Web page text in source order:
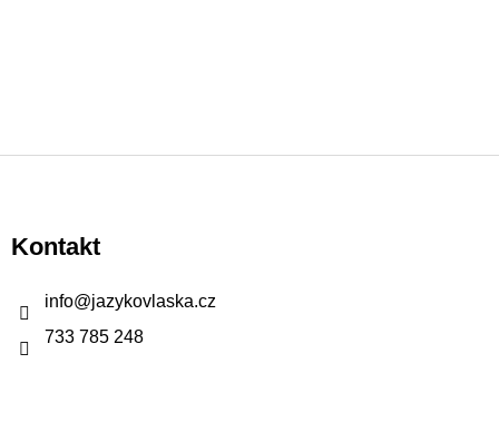
p
aKontakt
info@jazykovlaska.cz
733 785 248